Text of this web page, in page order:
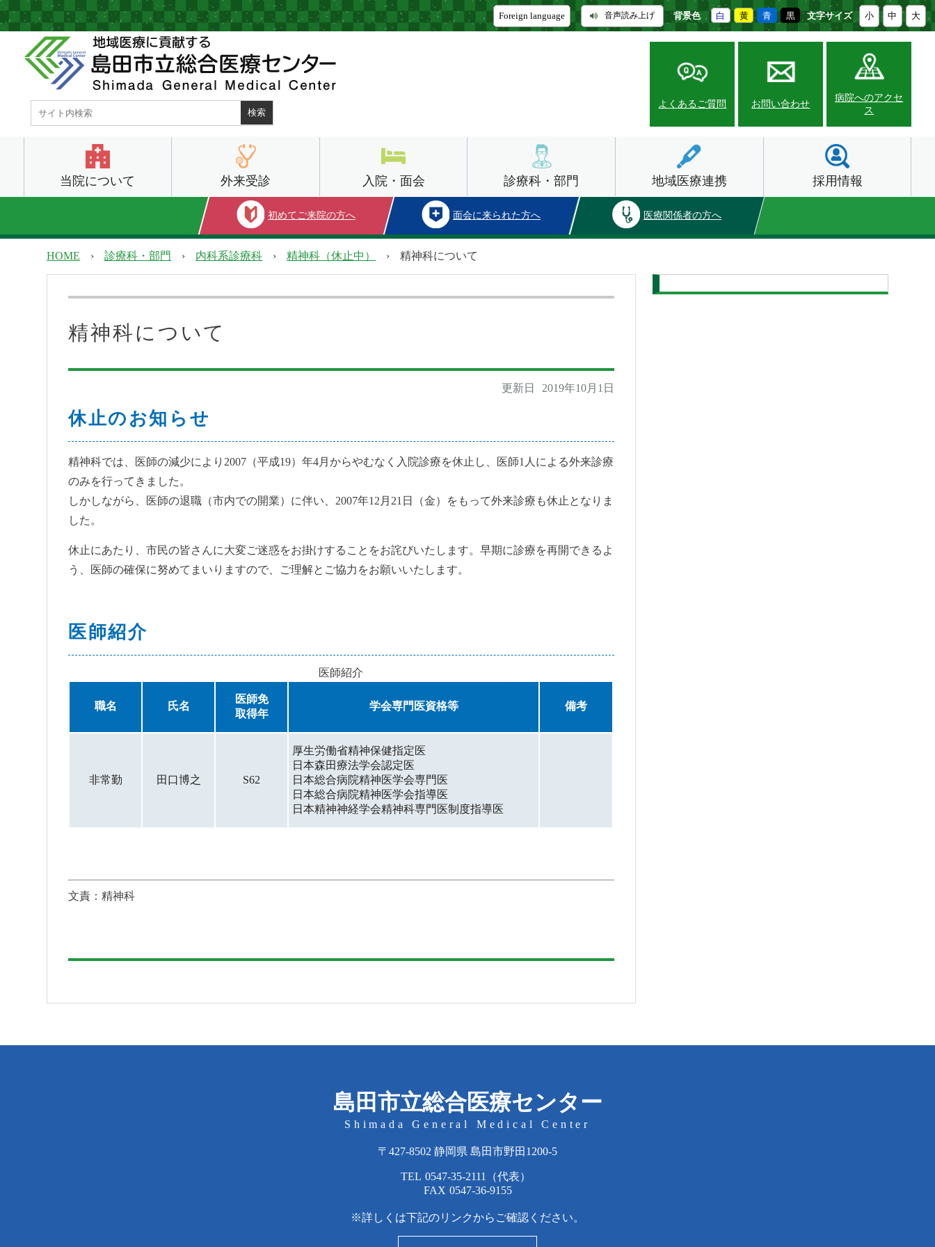
Foreign language 音声読み上げ 背景色 白 黄 青 黒 文字サイズ 小 中 大
よくあるご質問 お問い合わせ
病院へのアクセ
ス
当院について 外来受診 入院・面会 診療科・部門 地域医療連携 採用情報
初めてご来院の方へ 面会に来られた方へ 医療関係者の方へ
地域医療連携
HOME › 診療科・部門 › 内科系診療科 › 精神科（休止中） › 精神科について
精神科について
更新日 2019年10月1日
休止のお知らせ
精神科では、医師の減少により2007（平成19）年4月からやむなく入院診療を休止し、医師1人による外来診療
のみを行ってきました。
しかしながら、医師の退職（市内での開業）に伴い、2007年12月21日（金）をもって外来診療も休止となりま
した。
休止にあたり、市民の皆さんに大変ご迷惑をお掛けすることをお詫びいたします。早期に診療を再開できるよ
う、医師の確保に努めてまいりますので、ご理解とご協力をお願いいたします。
医師紹介
医師紹介
職名 氏名
医師免
取得年
学会専門医資格等 備考
非常勤 田口博之 S62
厚生労働省精神保健指定医
日本森田療法学会認定医
日本総合病院精神医学会専門医
日本総合病院精神医学会指導医
日本精神神経学会精神科専門医制度指導医
文責：精神科
島田市立総合医療センター
Shimada General Medical Center
〒427-8502 静岡県 島田市野田1200-5
TEL 0547-35-2111 （代表）
FAX 0547-36-9155
※詳しくは下記のリンクからご確認ください。